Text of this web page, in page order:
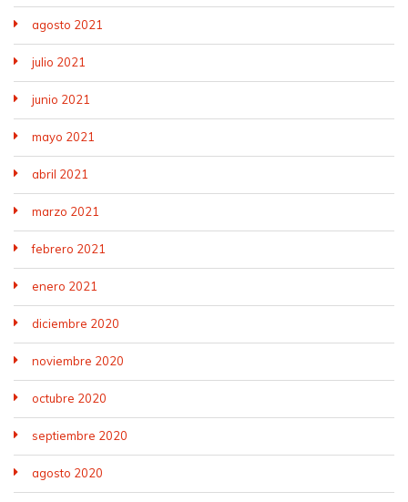
agosto 2021
julio 2021
junio 2021
mayo 2021
abril 2021
marzo 2021
febrero 2021
enero 2021
diciembre 2020
noviembre 2020
octubre 2020
septiembre 2020
agosto 2020